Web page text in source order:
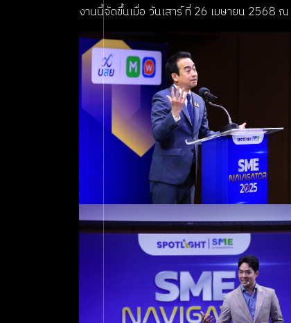
งานนี้จัดขึ้นเมื่อ วันเสาร์ ที่ 26 เมษายน 2568